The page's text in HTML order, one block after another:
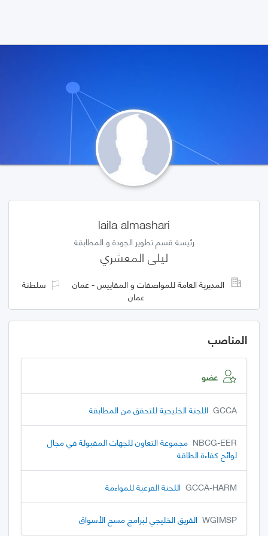
laila almashari
رئيسة قسم تطوير الجودة و المطابقة
ليلى المعشري
المديرية العامة للمواصفات و المقاييس - عمان
سلطنة
عمان
المناصب
عضو
GCCA اللجنة الخليجية للتحقق من المطابقة
NBCG-EER مجموعة التعاون للجهات المقبولة في مجال
لوائح كفاءة الطاقة
GCCA-HARM اللجنة الفرعية للمواءمة
WGIMSP الفريق الخليجي لبرامج مسح الأسواق